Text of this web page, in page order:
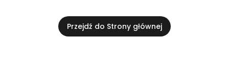
Przejdź do Strony głównej